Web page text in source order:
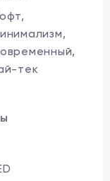
тек